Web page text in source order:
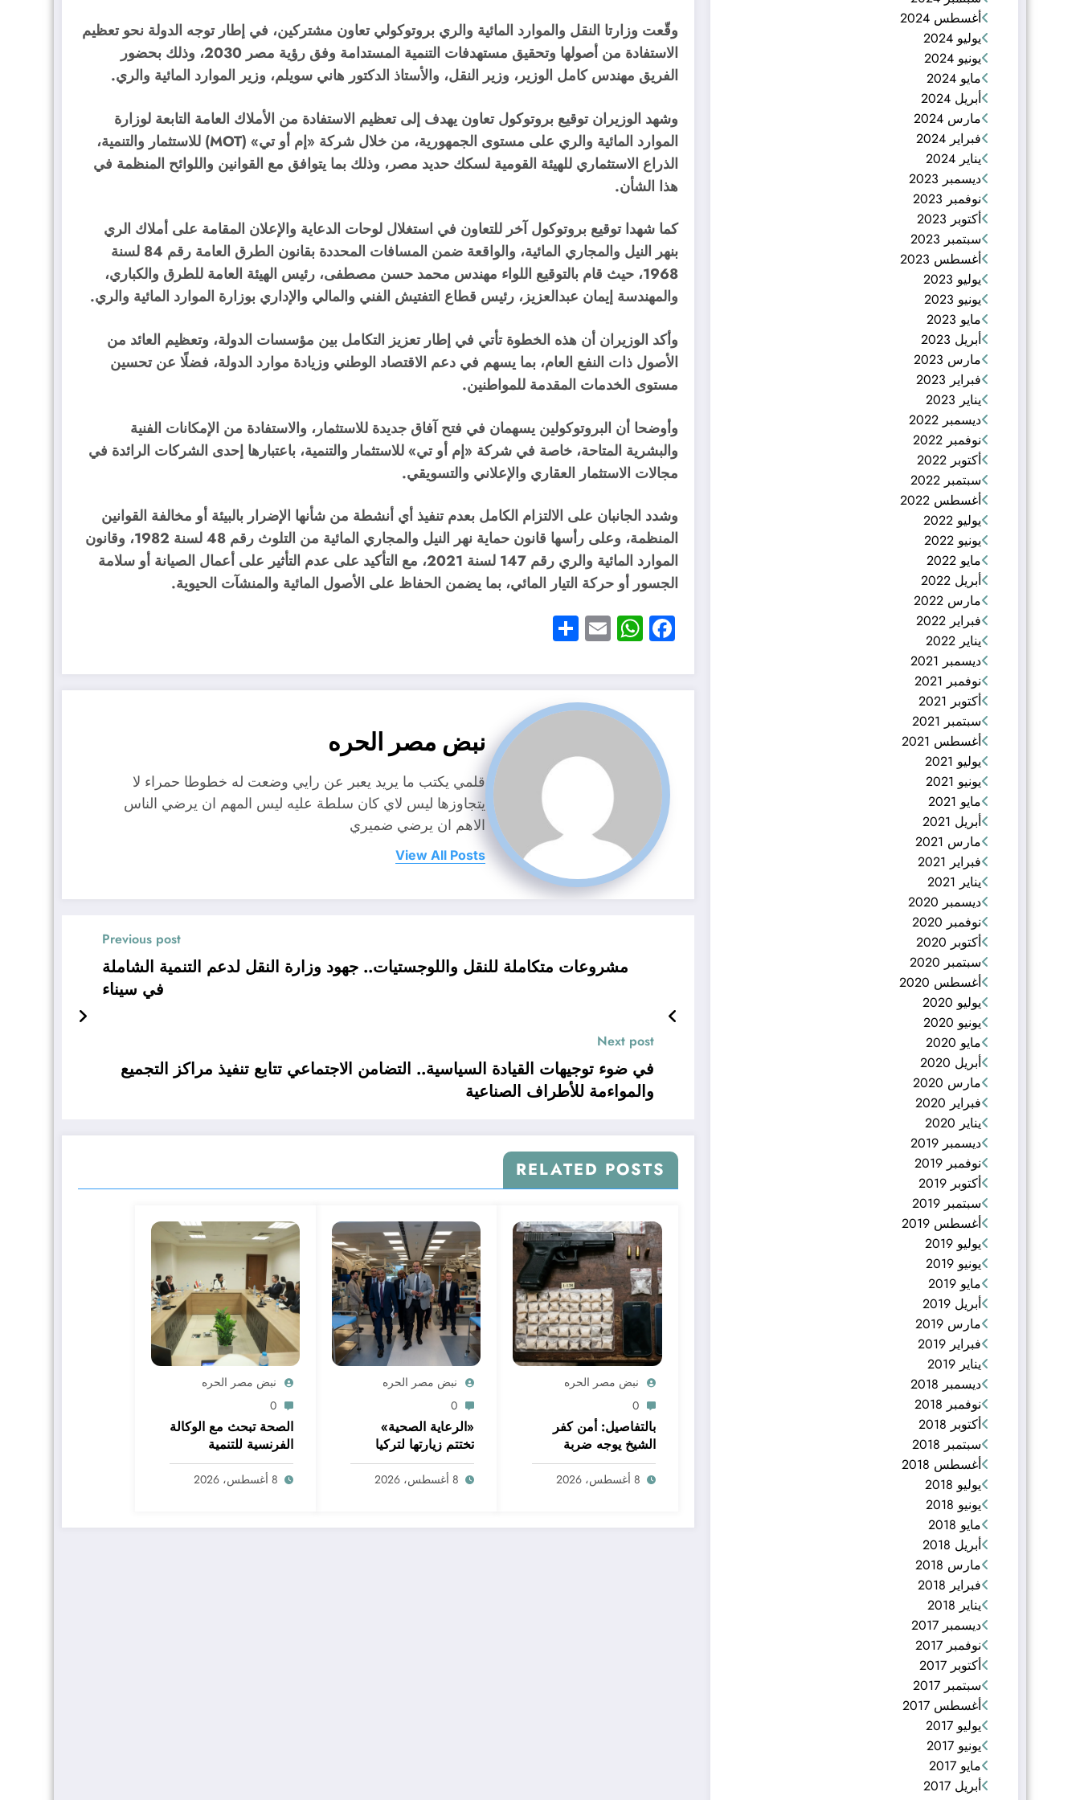
أغسطس 2024
يوليو 2024
يونيو 2024
مايو 2024
أبريل 2024
مارس 2024
فبراير 2024
يناير 2024
ديسمبر 2023
نوفمبر 2023
أكتوبر 2023
سبتمبر 2023
أغسطس 2023
يوليو 2023
يونيو 2023
مايو 2023
أبريل 2023
مارس 2023
فبراير 2023
يناير 2023
ديسمبر 2022
نوفمبر 2022
أكتوبر 2022
سبتمبر 2022
أغسطس 2022
يوليو 2022
يونيو 2022
مايو 2022
أبريل 2022
مارس 2022
فبراير 2022
يناير 2022
ديسمبر 2021
نوفمبر 2021
أكتوبر 2021
سبتمبر 2021
أغسطس 2021
يوليو 2021
يونيو 2021
مايو 2021
أبريل 2021
مارس 2021
فبراير 2021
يناير 2021
ديسمبر 2020
نوفمبر 2020
أكتوبر 2020
سبتمبر 2020
أغسطس 2020
يوليو 2020
يونيو 2020
مايو 2020
أبريل 2020
مارس 2020
فبراير 2020
يناير 2020
ديسمبر 2019
نوفمبر 2019
أكتوبر 2019
سبتمبر 2019
أغسطس 2019
يوليو 2019
يونيو 2019
مايو 2019
أبريل 2019
مارس 2019
فبراير 2019
يناير 2019
ديسمبر 2018
نوفمبر 2018
أكتوبر 2018
سبتمبر 2018
أغسطس 2018
يوليو 2018
يونيو 2018
مايو 2018
أبريل 2018
مارس 2018
فبراير 2018
يناير 2018
ديسمبر 2017
نوفمبر 2017
أكتوبر 2017
سبتمبر 2017
أغسطس 2017
يوليو 2017
يونيو 2017
مايو 2017
أبريل 2017
وقّعت وزارتا النقل والموارد المائية والري بروتوكولي تعاون مشتركين، في إطار توجه الدولة نحو تعظيم
الاستفادة من أصولها وتحقيق مستهدفات التنمية المستدامة وفق رؤية مصر 2030، وذلك بحضور
الفريق مهندس كامل الوزير، وزير النقل، والأستاذ الدكتور هاني سويلم، وزير الموارد المائية والري.
وشهد الوزيران توقيع بروتوكول تعاون يهدف إلى تعظيم الاستفادة من الأملاك العامة التابعة لوزارة
الموارد المائية والري على مستوى الجمهورية، من خلال شركة «إم أو تي» (MOT) للاستثمار والتنمية،
الذراع الاستثماري للهيئة القومية لسكك حديد مصر، وذلك بما يتوافق مع القوانين واللوائح المنظمة في
هذا الشأن.
كما شهدا توقيع بروتوكول آخر للتعاون في استغلال لوحات الدعاية والإعلان المقامة على أملاك الري
بنهر النيل والمجاري المائية، والواقعة ضمن المسافات المحددة بقانون الطرق العامة رقم 84 لسنة
1968، حيث قام بالتوقيع اللواء مهندس محمد حسن مصطفى، رئيس الهيئة العامة للطرق والكباري،
والمهندسة إيمان عبدالعزيز، رئيس قطاع التفتيش الفني والمالي والإداري بوزارة الموارد المائية والري.
وأكد الوزيران أن هذه الخطوة تأتي في إطار تعزيز التكامل بين مؤسسات الدولة، وتعظيم العائد من
الأصول ذات النفع العام، بما يسهم في دعم الاقتصاد الوطني وزيادة موارد الدولة، فضلًا عن تحسين
مستوى الخدمات المقدمة للمواطنين.
وأوضحا أن البروتوكولين يسهمان في فتح آفاق جديدة للاستثمار، والاستفادة من الإمكانات الفنية
والبشرية المتاحة، خاصة في شركة «إم أو تي» للاستثمار والتنمية، باعتبارها إحدى الشركات الرائدة في
مجالات الاستثمار العقاري والإعلاني والتسويقي.
وشدد الجانبان على الالتزام الكامل بعدم تنفيذ أي أنشطة من شأنها الإضرار بالبيئة أو مخالفة القوانين
المنظمة، وعلى رأسها قانون حماية نهر النيل والمجاري المائية من التلوث رقم 48 لسنة 1982، وقانون
الموارد المائية والري رقم 147 لسنة 2021، مع التأكيد على عدم التأثير على أعمال الصيانة أو سلامة
الجسور أو حركة التيار المائي، بما يضمن الحفاظ على الأصول المائية والمنشآت الحيوية.
Facebook
WhatsApp
Email
نبض مصر الحره
قلمي يكتب ما يريد يعبر عن رايي وضعت له خطوطا حمراء لا
يتجاوزها ليس لاي كان سلطة عليه ليس المهم ان يرضي الناس
الاهم ان يرضي ضميري
View All Posts
Previous post
مشروعات متكاملة للنقل واللوجستيات.. جهود وزارة النقل لدعم التنمية الشاملة
في سيناء
Next post
في ضوء توجيهات القيادة السياسية.. التضامن الاجتماعي تتابع تنفيذ مراكز التجميع
والمواءمة للأطراف الصناعية
RELATED POSTS
نبض مصر الحره
0
بالتفاصيل: أمن كفر
الشيخ يوجه ضربة
جديدة لتجار المخدرات
بالبرلس
8 أغسطس، 2026
نبض مصر الحره
0
«الرعاية الصحية»
تختتم زيارتها لتركيا
ببحث نقل نماذج المدن
الطبية وتطوير التعليم
8 أغسطس، 2026
نبض مصر الحره
0
الصحة تبحث مع الوكالة
الفرنسية للتنمية
و«إكسبيرتيز فرانس»
تطوير الرعاية الصحية
8 أغسطس، 2026